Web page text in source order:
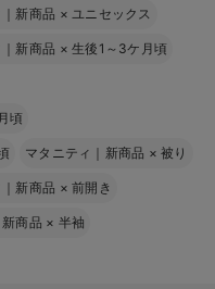
新商品 ×ユニセックス
新商品 ×生後1～3ケ月頃
頃
マタニティ｜新商品 ×被り
新商品 ×前開き
商品 × 半袖